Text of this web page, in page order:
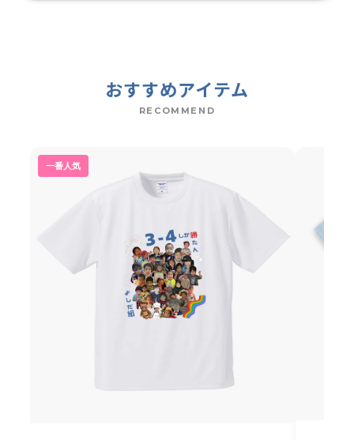
おすすめアイテム
RECOMMEND
一番人気